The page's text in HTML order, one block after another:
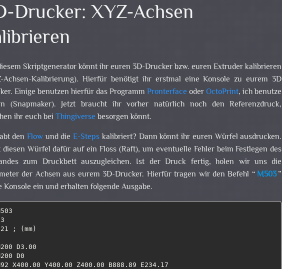
Drucker: XYZ-Achsen
Skriptgenerator könnt ihr euren 3D-Drucker bzw. euren Extruder kalibrieren
Achsen-Kalibrierung). Hierfür benötigt ihr erstmal eine Konsole zu eurem 3D
Einige benutzen hierfür das ProgrammPronterface oderOctoPrint, ich benutze
(Snapmaker). Jetzt braucht ihr vorher natürlich noch den Referenzdruck,
ihr euch beiThingiversebesorgen könnt.
den Flow und dieE-Stepskalibriert? Dann könnt ihr euren Würfel ausdrucken.
diesen Würfel dafür auf ein Floss (Raft), um eventuelle Fehler beim Festlegen des
zum Druckbett auszugleichen. Ist der Druck fertig, holen wir uns die
der Achsen aus eurem 3D-Drucker. Hierfür tragen wir den Befehl “ M503”
Konsole ein und erhalten folgende Ausgabe.